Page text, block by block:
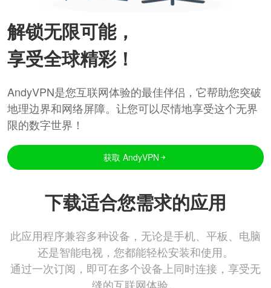
解锁无限可能，
享受全球精彩！
AndyVPN是您互联网体验的最佳伴侣，它帮助您突破
地理边界和网络屏障。让您可以尽情地享受这个无界
限的数字世界！
获取 AndyVPN
下载适合您需求的应用
此应用程序兼容多种设备，无论是手机、平板、电脑
还是智能电视，您都能轻松安装和使用。
通过一次订阅，即可在多个设备上同时连接，享受无
缝的互联网体验。